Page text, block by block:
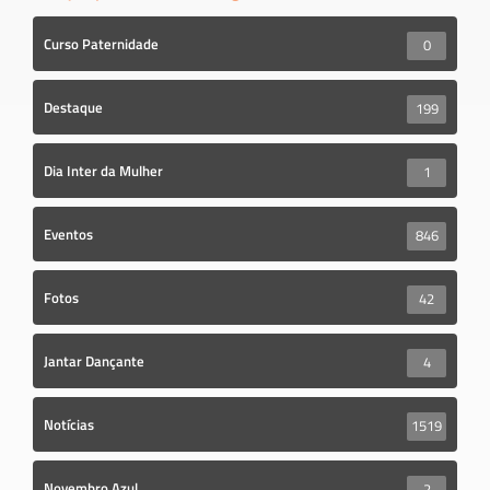
Curso Paternidade 0
Destaque 199
Dia Inter da Mulher 1
Eventos 846
Fotos 42
Jantar Dançante 4
Notícias 1519